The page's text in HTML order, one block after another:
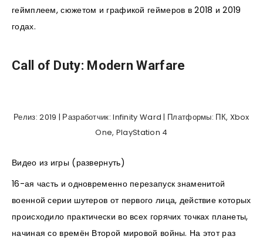
геймплеем, сюжетом и графикой геймеров в 2018 и 2019
годах.
Call of Duty: Modern Warfare
Релиз: 2019 | Разработчик: Infinity Ward | Платформы: ПК, Xbox
One, PlayStation 4
Видео из игры (развернуть)
16-ая часть и одновременно перезапуск знаменитой
военной серии шутеров от первого лица, действие которых
происходило практически во всех горячих точках планеты,
начиная со времён Второй мировой войны. На этот раз